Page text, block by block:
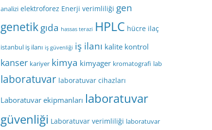
analizi elektroforez Enerji verimliliği gen
genetikgıda hassas terazi HPLC hücre ilaç
istanbul iş ilanı iş güvenliği iş ilanı kalite kontrol
kanser kariyer kimya kimyager kromatografi lab
laboratuvar laboratuvar cihazları
Laboratuvar ekipmanları laboratuvar
güvenliği Laboratuvar verimliliği laboratuvar